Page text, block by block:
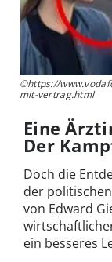
©https://
mit-vertrag.html
Eine
Der
Doch die
der
von Edward
ein besseres